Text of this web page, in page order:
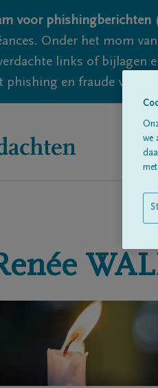
voor
Onder het mom
links of bijlagen
phishing en fraude vallen
we